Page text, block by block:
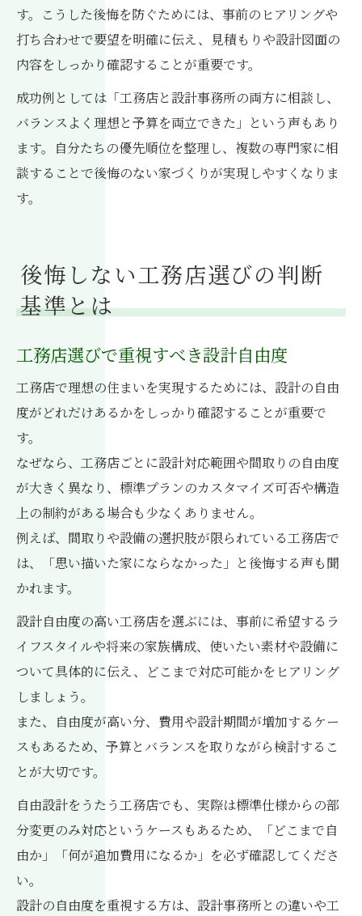
す。こうした後悔を防ぐためには、事前のヒアリングや
打ち合わせで要望を明確に伝え、見積もりや設計図面の
内容をしっかり確認することが重要です。
成功例としては「工務店と設計事務所の両方に相談し、
バランスよく理想と予算を両立できた」という声もあり
ます。自分たちの優先順位を整理し、複数の専門家に相
談することで後悔のない家づくりが実現しやすくなりま
す。
後悔しない工務店選びの判断
基準とは
工務店選びで重視すべき設計自由度
工務店で理想の住まいを実現するためには、設計の自由
度がどれだけあるかをしっかり確認することが重要で
す。
なぜなら、工務店ごとに設計対応範囲や間取りの自由度
が大きく異なり、標準プランのカスタマイズ可否や構造
上の制約がある場合も少なくありません。
例えば、間取りや設備の選択肢が限られている工務店で
は、「思い描いた家にならなかった」と後悔する声も聞
かれます。
設計自由度の高い工務店を選ぶには、事前に希望するラ
イフスタイルや将来の家族構成、使いたい素材や設備に
ついて具体的に伝え、どこまで対応可能かをヒアリング
しましょう。
また、自由度が高い分、費用や設計期間が増加するケー
スもあるため、予算とバランスを取りながら検討するこ
とが大切です。
自由設計をうたう工務店でも、実際は標準仕様からの部
分変更のみ対応というケースもあるため、「どこまで自
由か」「何が追加費用になるか」を必ず確認してくださ
い。
設計の自由度を重視する方は、設計事務所との違いや工